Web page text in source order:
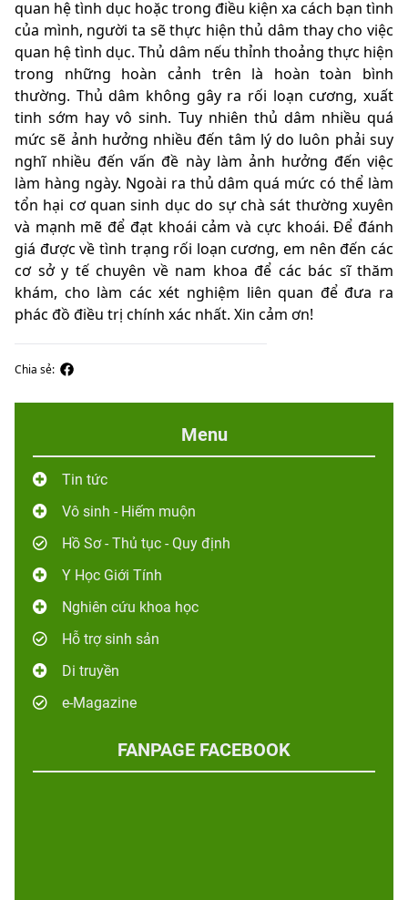
quan hệ tình dục hoặc trong điều kiện xa cách bạn tình
của mình, người ta sẽ thực hiện thủ dâm thay cho việc
quan hệ tình dục. Thủ dâm nếu thỉnh thoảng thực hiện
trong những hoàn cảnh trên là hoàn toàn bình
thường. Thủ dâm không gây ra rối loạn cương, xuất
tinh sớm hay vô sinh. Tuy nhiên thủ dâm nhiều quá
mức sẽ ảnh hưởng nhiều đến tâm lý do luôn phải suy
nghĩ nhiều đến vấn đề này làm ảnh hưởng đến việc
làm hàng ngày. Ngoài ra thủ dâm quá mức có thể làm
tổn hại cơ quan sinh dục do sự chà sát thường xuyên
và mạnh mẽ để đạt khoái cảm và cực khoái. Để đánh
giá được về tình trạng rối loạn cương, em nên đến các
cơ sở y tế chuyên về nam khoa để các bác sĩ thăm
khám, cho làm các xét nghiệm liên quan để đưa ra
phác đồ điều trị chính xác nhất. Xin cảm ơn!
Chia sẻ:
Menu
Tin tức
Vô sinh - Hiếm muộn
Hồ Sơ - Thủ tục - Quy định
Y Học Giới Tính
Nghiên cứu khoa học
Hỗ trợ sinh sản
Di truyền
e-Magazine
FANPAGE FACEBOOK